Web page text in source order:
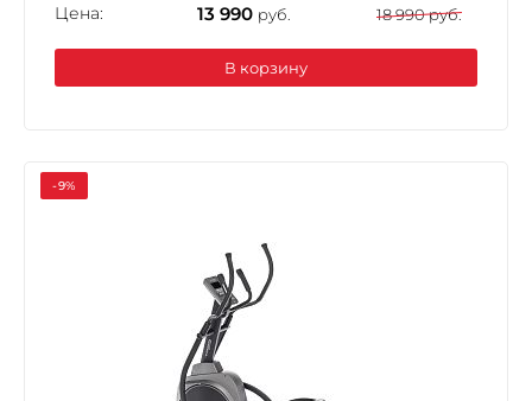
Цена: 13 990 руб. 18 990 руб.
В корзину
-9%